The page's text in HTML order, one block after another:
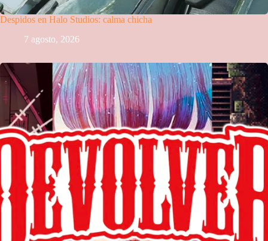
Despidos en Halo Studios: calma chicha
7 agosto, 2026